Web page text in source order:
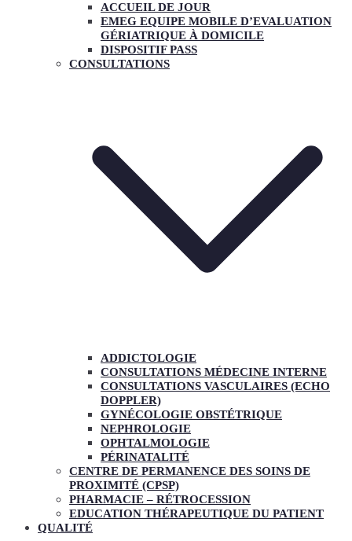
ACCUEIL DE JOUR
EMEG EQUIPE MOBILE D’EVALUATION
GÉRIATRIQUE À DOMICILE
DISPOSITIF PASS
CONSULTATIONS
ADDICTOLOGIE
CONSULTATIONS MÉDECINE INTERNE
CONSULTATIONS VASCULAIRES (ECHO
DOPPLER)
GYNÉCOLOGIE OBSTÉTRIQUE
NEPHROLOGIE
OPHTALMOLOGIE
PÉRINATALITÉ
CENTRE DE PERMANENCE DES SOINS DE
PROXIMITÉ (CPSP)
PHARMACIE – RÉTROCESSION
EDUCATION THÉRAPEUTIQUE DU PATIENT
QUALITÉ